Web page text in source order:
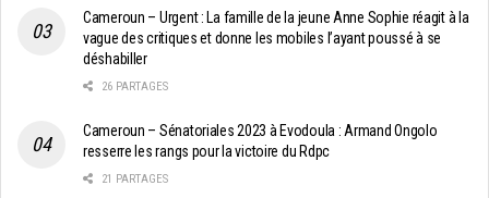
Cameroun – Urgent : La famille de la jeune Anne Sophie réagit à la
vague des critiques et donne les mobiles l’ayant poussé à se
déshabiller
26 PARTAGES
Cameroun – Sénatoriales 2023 à Evodoula : Armand Ongolo
resserre les rangs pour la victoire du Rdpc
21 PARTAGES